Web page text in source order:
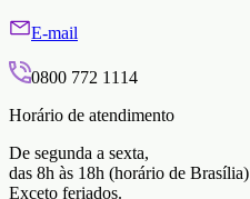
E-mail
0800 772 1114
Horário de atendimento
De segunda a sexta,
das 8h às 18h (horário de Brasília)
Exceto feriados.